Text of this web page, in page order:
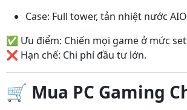
Case: Full tower, tản nhiệt nước AIO
✅ Ưu điểm: Chiến mọi game ở mức
❌ Hạn chế: Chi phí đầu tư lớn.
🛒 Mua PC Gaming